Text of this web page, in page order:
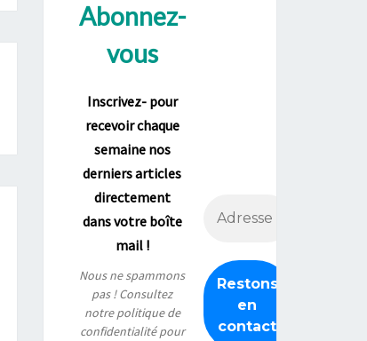
Abonnez-
vous
Inscrivez- pour
recevoir chaque
semaine nos
derniers articles
directement
dans votre boîte
mail !
Nous ne spammons
pas ! Consultez
notrepolitique de
confidentialitépour